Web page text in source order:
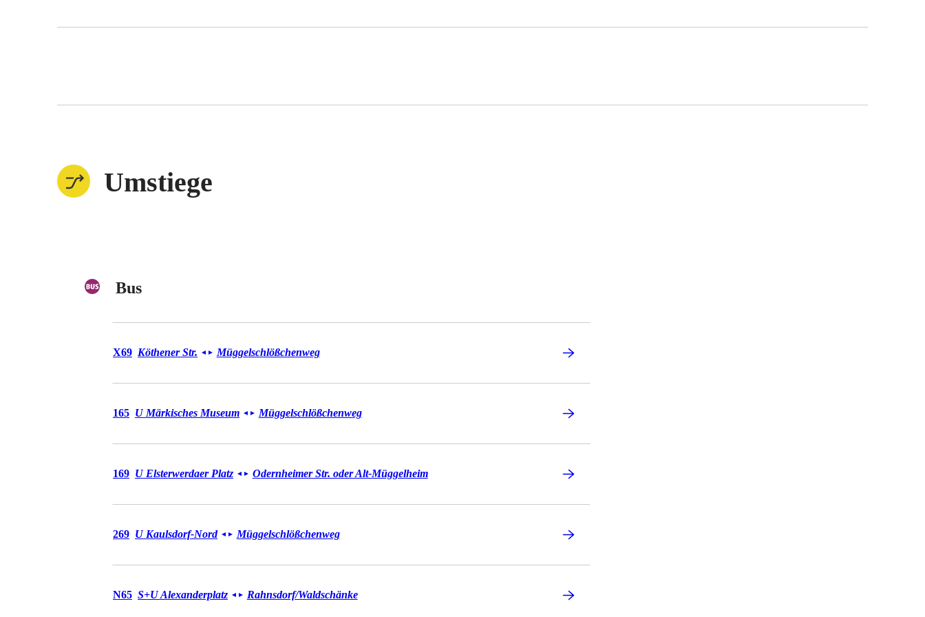
Umstiege
Bus
Bus X69
X69 Köthener Str. ◄ ► Müggelschlößchenweg
Bus 165
165 U Märkisches Museum ◄ ► Müggelschlößchenweg
Bus 169
169 U Elsterwerdaer Platz ◄ ► Odernheimer Str. oder Alt-Müggelheim
Bus 269
269 U Kaulsdorf-Nord ◄ ► Müggelschlößchenweg
Bus N65
N65 S+U Alexanderplatz ◄ ► Rahnsdorf/​Waldschänke